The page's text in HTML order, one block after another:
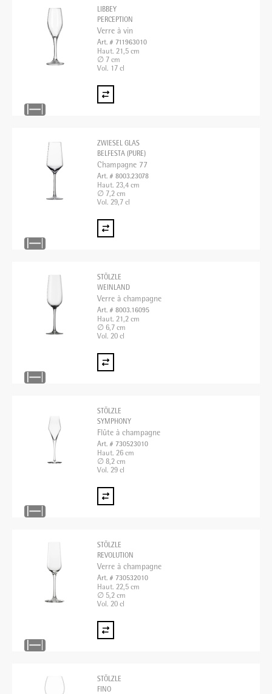
LIBBEY
PERCEPTION
Verre à vin
Art. # 711963010
Haut. 21,5 cm
∅ 7 cm
Vol. 17 cl
ZWIESEL GLAS
BELFESTA (PURE)
Champagne 77
Art. # 8003.23078
Haut. 23,4 cm
∅ 7,2 cm
Vol. 29,7 cl
STÖLZLE
WEINLAND
Verre à champagne
Art. # 8003.16095
Haut. 21,2 cm
∅ 6,7 cm
Vol. 20 cl
STÖLZLE
SYMPHONY
Flûte à champagne
Art. # 730523010
Haut. 26 cm
∅ 8,2 cm
Vol. 29 cl
STÖLZLE
REVOLUTION
Verre à champagne
Art. # 730532010
Haut. 22,5 cm
∅ 5,2 cm
Vol. 20 cl
STÖLZLE
FINO